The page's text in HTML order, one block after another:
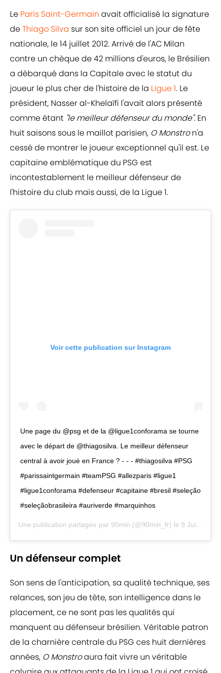
Le Paris Saint-Germain avait officialisé la signature
deThiago Silva sur son site officiel un jour de fête
nationale, le 14 juillet 2012. Arrivé de l'AC Milan
contre un chèque de 42 millions d'euros, le Brésilien
a débarqué dans la Capitale avec le statut du
joueur le plus cher de l'histoire de la Ligue 1. Le
président, Nasser al-Khelaïfi l'avait alors présenté
comme étant "le meilleur défenseur du monde". En
huit saisons sous le maillot parisien, O Monstron'a
cessé de montrer le joueur exceptionnel qu'il est. Le
capitaine emblématique du PSG est
incontestablement le meilleur défenseur de
l'histoire du club mais aussi, de la Ligue 1.
Voir cette publication sur Instagram
Une page du @psg et de la @ligue1conforama se tourne
avec le départ de @thiagosilva. Le meilleur défenseur
central à avoir joué en France ? - - - #thiagosilva #PSG
#parissaintgermain #teamPSG #allezparis #ligue1
#ligue1conforama #defenseur #capitaine #bresil #seleção
#seleçãobrasileira #auriverde #marquinhos
Une publication partagée par 90min (@90min_fr) le 9 Juin 2020 à 7 :50 PDT
Un défenseur complet
Son sens de l'anticipation, sa qualité technique, ses
relances, son jeu de tête, son intelligence dans le
placement, ce ne sont pas les qualités qui
manquent au défenseur brésilien. Véritable patron
de la charnière centrale du PSG ces huit dernières
années, O Monstroaura fait vivre un véritable